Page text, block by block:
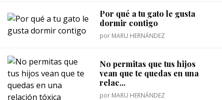
Por qué a tu gato le gusta
dormir contigo
por MARU HERNÁNDEZ
No permitas que tus hijos
vean que te quedas en una
relac...
por MARU HERNÁNDEZ